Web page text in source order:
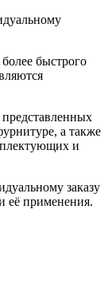
быстрого
а также
и
заказу
её применения.